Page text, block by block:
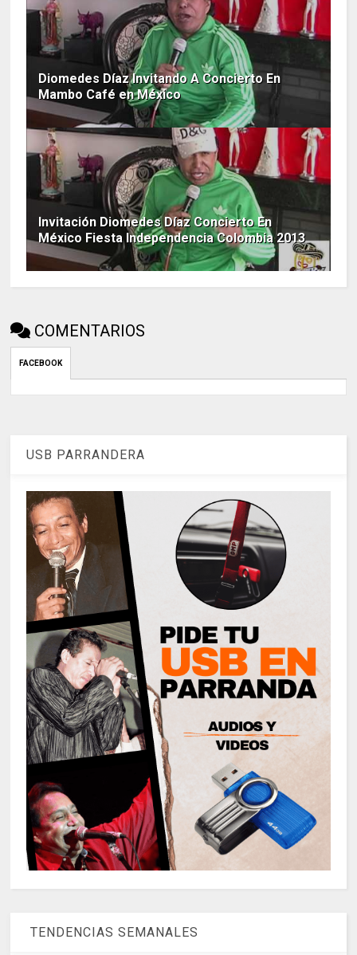
Diomedes Díaz Invitando A Concierto En
Mambo Café en México
Invitación Diomedes Díaz Concierto En
México Fiesta Independencia Colombia 2013
COMENTARIOS
FACEBOOK
USB PARRANDERA
TENDENCIAS SEMANALES